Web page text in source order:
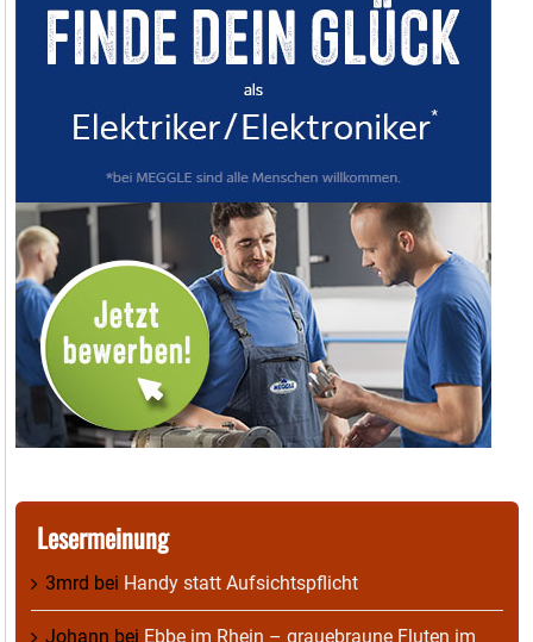
Lesermeinung
3mrd bei Handy statt Aufsichtspflicht
Johann bei Ebbe im Rhein – grauebraune Fluten im